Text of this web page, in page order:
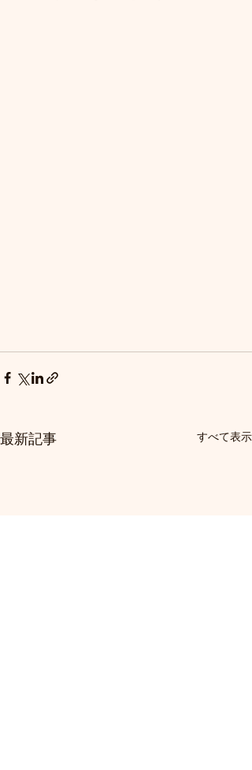
最新記事 すべて表示